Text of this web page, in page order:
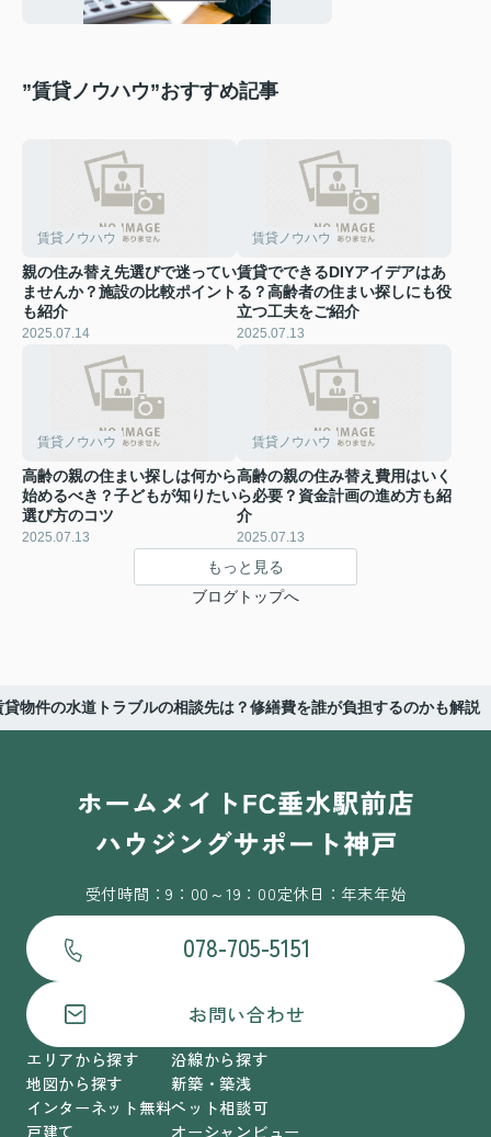
”賃貸ノウハウ”おすすめ記事
賃貸ノウハウ
親の住み替え先選びで迷ってい
ませんか？施設の比較ポイント
も紹介
2025.07.14
賃貸ノウハウ
賃貸でできるDIYアイデアはあ
る？高齢者の住まい探しにも役
立つ工夫をご紹介
2025.07.13
賃貸ノウハウ
高齢の親の住まい探しは何から
始めるべき？子どもが知りたい
選び方のコツ
2025.07.13
賃貸ノウハウ
高齢の親の住み替え費用はいく
ら必要？資金計画の進め方も紹
介
2025.07.13
もっと見る
ブログトップへ
貸物件の水道トラブルの相談先は？修繕費を誰が負担するのかも解説
受付時間：9：00～19：00定休日：年末年始
078-705-5151
お問い合わせ
エリアから探す
地図から探す
インターネット無料
戸建て
沿線から探す
新築・築浅
ペット相談可
オーシャンビュー